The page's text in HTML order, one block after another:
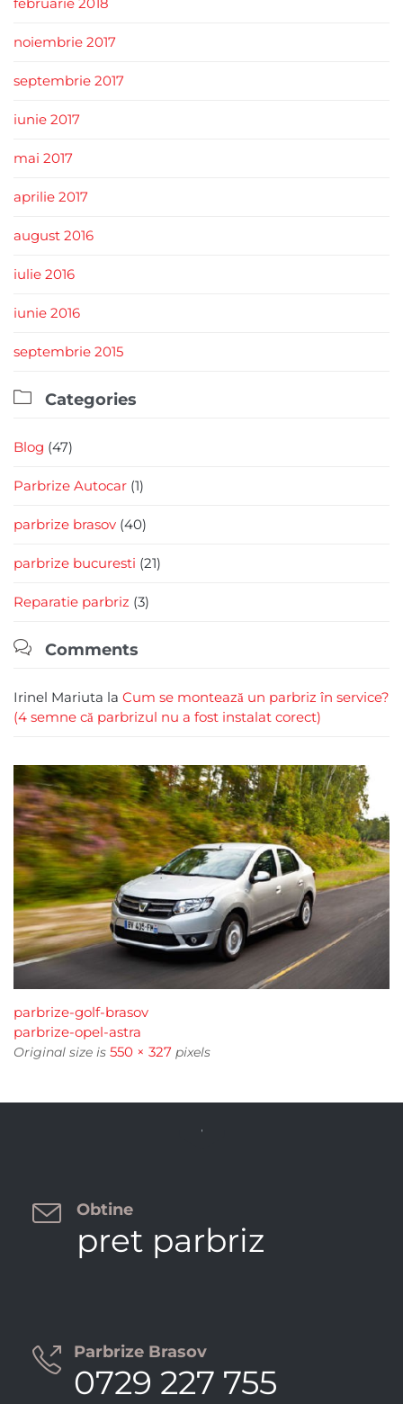
noiembrie 2017
septembrie 2017
iunie 2017
mai 2017
aprilie 2017
august 2016
iulie 2016
iunie 2016
septembrie 2015
 Categories
Blog (47)
Parbrize Autocar (1)
parbrize brasov (40)
parbrize bucuresti (21)
Reparatie parbriz (3)
 Comments
Irinel Mariuta la Cum se montează un parbriz în service?
(4 semne că parbrizul nu a fost instalat corect)
parbrize-golf-brasov
parbrize-opel-astra
Original size is 550 × 327 pixels
 Obtine
pret parbriz
 Parbrize Brasov
0729 227 755